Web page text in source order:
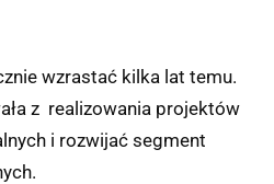
wzrastać kilka lat temu.
z realizowania projektów
i rozwijać segment